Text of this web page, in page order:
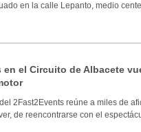
en la calle Lepanto, medio
en el Circuito de Albacete
2Fast2Events reúne a miles de
de reencontrarse con el